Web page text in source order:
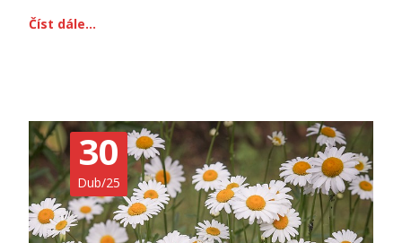
Číst dále…
30
Dub/25